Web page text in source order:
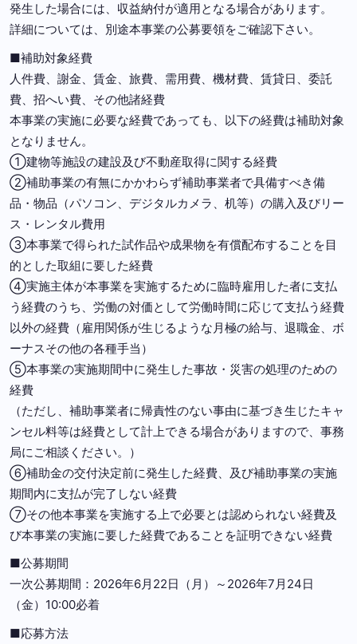
発⽣した場合には、収益納付が適⽤となる場合があります。
詳細については、別途本事業の公募要領をご確認下さい。
■補助対象経費
人件費、謝金、賃金、旅費、需用費、機材費、賃貸日、委託
費、招へい費、その他諸経費
本事業の実施に必要な経費であっても、以下の経費は補助対象
となりません。
①建物等施設の建設及び不動産取得に関する経費
②補助事業の有無にかかわらず補助事業者で具備すべき備
品・物品（パソコン、デジタルカメラ、机等）の購入及びリー
ス・レンタル費用
③本事業で得られた試作品や成果物を有償配布することを目
的とした取組に要した経費
④実施主体が本事業を実施するために臨時雇用した者に支払
う経費のうち、労働の対価として労働時間に応じて支払う経費
以外の経費（雇用関係が生じるような月極の給与、退職金、ボ
ーナスその他の各種手当）
⑤本事業の実施期間中に発生した事故・災害の処理のための
経費
（ただし、補助事業者に帰責性のない事由に基づき生じたキャ
ンセル料等は経費として計上できる場合がありますので、事務
局にご相談ください。）
⑥補助金の交付決定前に発生した経費、及び補助事業の実施
期間内に支払が完了しない経費
⑦その他本事業を実施する上で必要とは認められない経費及
び本事業の実施に要した経費であることを証明できない経費
■公募期間
一次公募期間：2026年6月22日（月）～2026年7月24日
（金）10:00必着
■応募方法